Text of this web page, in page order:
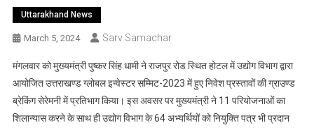
Uttarakhand News
March 5, 2024 Sarv Samachar
मंगलवार को मुख्यमंत्री पुष्कर सिंह धामी ने राजपुर रोड स्थित होटल में उद्योग विभाग द्वारा
आयोजित उत्तराखण्ड ग्लोबल इन्वेस्टर सम्मिट-2023 में हुए निवेश प्रस्तावों की ग्राउण्ड
ब्रेकिंग सेरेमनी में प्रतिभाग किया। इस अवसर पर मुख्यमंत्री ने 11 परियोजनाओं का
शिलान्यास करने के साथ ही उद्योग विभाग के 64 अभ्यर्थियों को नियुक्ति पत्र भी प्रदान